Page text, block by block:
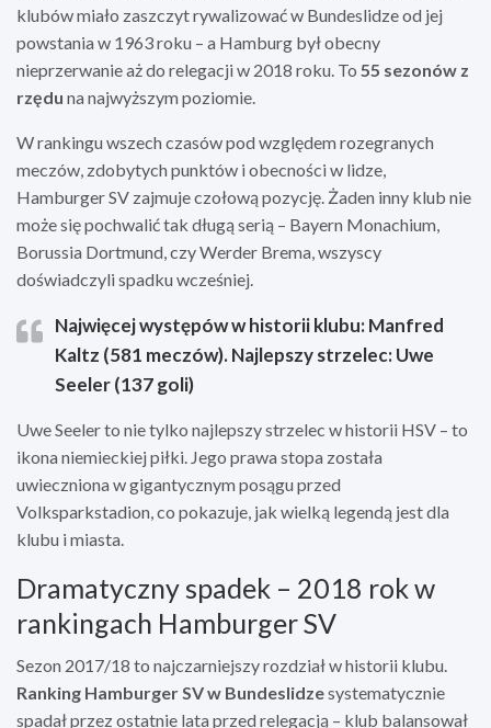
klubów miało zaszczyt rywalizować w Bundeslidze od jej
powstania w 1963 roku – a Hamburg był obecny
nieprzerwanie aż do relegacji w 2018 roku. To 55 sezonów z
rzędu na najwyższym poziomie.
W rankingu wszech czasów pod względem rozegranych
meczów, zdobytych punktów i obecności w lidze,
Hamburger SV zajmuje czołową pozycję. Żaden inny klub nie
może się pochwalić tak długą serią – Bayern Monachium,
Borussia Dortmund, czy Werder Brema, wszyscy
doświadczyli spadku wcześniej.
Najwięcej występów w historii klubu: Manfred
Kaltz (581 meczów). Najlepszy strzelec: Uwe
Seeler (137 goli)
Uwe Seeler to nie tylko najlepszy strzelec w historii HSV – to
ikona niemieckiej piłki. Jego prawa stopa została
uwieczniona w gigantycznym posągu przed
Volksparkstadion, co pokazuje, jak wielką legendą jest dla
klubu i miasta.
Dramatyczny spadek – 2018 rok w
rankingach Hamburger SV
Sezon 2017/18 to najczarniejszy rozdział w historii klubu.
Ranking Hamburger SV w Bundeslidzesystematycznie
spadał przez ostatnie lata przed relegacją – klub balansował